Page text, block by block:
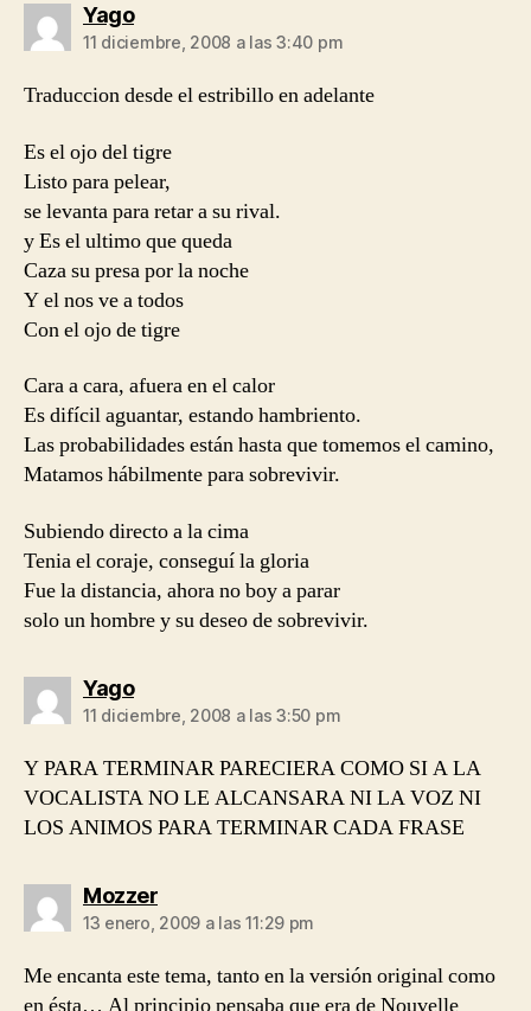
Yagodice:
11 diciembre, 2008 a las 3:40 pm
Traduccion desde el estribillo en adelante
Es el ojo del tigre
Listo para pelear,
se levanta para retar a su rival.
y Es el ultimo que queda
Caza su presa por la noche
Y el nos ve a todos
Con el ojo de tigre
Cara a cara, afuera en el calor
Es difícil aguantar, estando hambriento.
Las probabilidades están hasta que tomemos el camino,
Matamos hábilmente para sobrevivir.
Subiendo directo a la cima
Tenia el coraje, conseguí la gloria
Fue la distancia, ahora no boy a parar
solo un hombre y su deseo de sobrevivir.
Yagodice:
11 diciembre, 2008 a las 3:50 pm
Y PARA TERMINAR PARECIERA COMO SI A LA
VOCALISTA NO LE ALCANSARA NI LA VOZ NI
LOS ANIMOS PARA TERMINAR CADA FRASE
Mozzerdice:
13 enero, 2009 a las 11:29 pm
Me encanta este tema, tanto en la versión original como
en ésta… Al principio pensaba que era de Nouvelle